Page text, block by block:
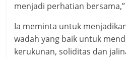
menjadi perhatian
Ia meminta untuk
wadah yang baik untuk
kerukunan, soliditas dan